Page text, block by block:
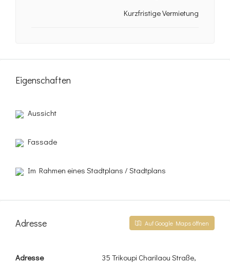
Kurzfristige Vermietung
Eigenschaften
Aussicht
Fassade
Im Rahmen eines Stadtplans / Stadtplans
Adresse Auf Google Maps öffnen
Adresse
35 Trikoupi Charilaou Straße,